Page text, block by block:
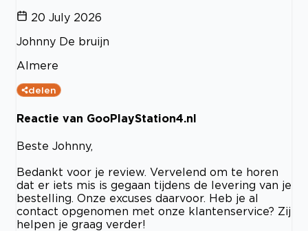
20 July 2026
Johnny De bruijn
Almere
delen
Reactie van GooPlayStation4.nl
Beste Johnny,
Bedankt voor je review. Vervelend om te horen
dat er iets mis is gegaan tijdens de levering van je
bestelling. Onze excuses daarvoor. Heb je al
contact opgenomen met onze klantenservice? Zij
helpen je graag verder!